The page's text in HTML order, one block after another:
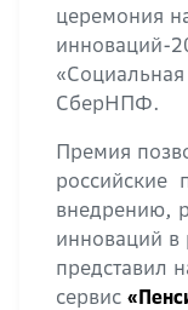
церемония
инноваций-
«Социальная
СберНПФ.
Премия
российские
внедрению,
инноваций
представил
сервис